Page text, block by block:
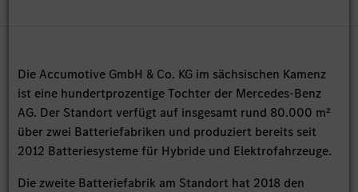
Die Accumotive GmbH & Co. KG im sächsischen Kamenz
ist eine hundertprozentige Tochter der Mercedes-Benz
AG. Der Standort verfügt auf insgesamt rund 80.000 m²
über zwei Batteriefabriken und produziert bereits seit
2012 Batteriesysteme für Hybride und Elektrofahrzeuge.
Die zweite Batteriefabrik am Standort hat 2018 den